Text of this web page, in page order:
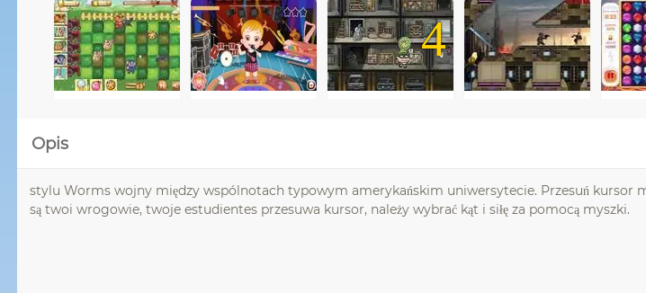
4
Opis
stylu Worms wojny między wspólnotach typowym amerykańskim uniwersytecie. Przesuń kursor
są twoi wrogowie, twoje estudientes przesuwa kursor, należy wybrać kąt i siłę za pomocą myszki.